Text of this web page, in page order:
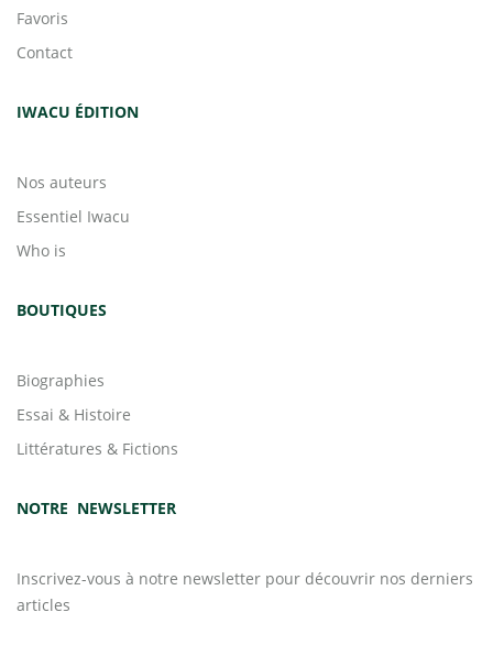
Favoris
Contact
IWACU ÉDITION
Nos auteurs
Essentiel Iwacu
Who is
BOUTIQUES
Biographies
Essai & Histoire
Littératures & Fictions
NOTRE NEWSLETTER
Inscrivez-vous à notre newsletter pour découvrir nos derniers
articles